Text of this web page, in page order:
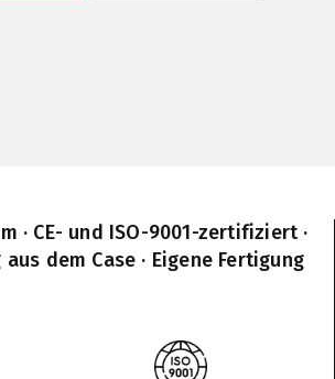
· CE- und ISO-9001-zertifiziert ·
dem Case · Eigene Fertigung